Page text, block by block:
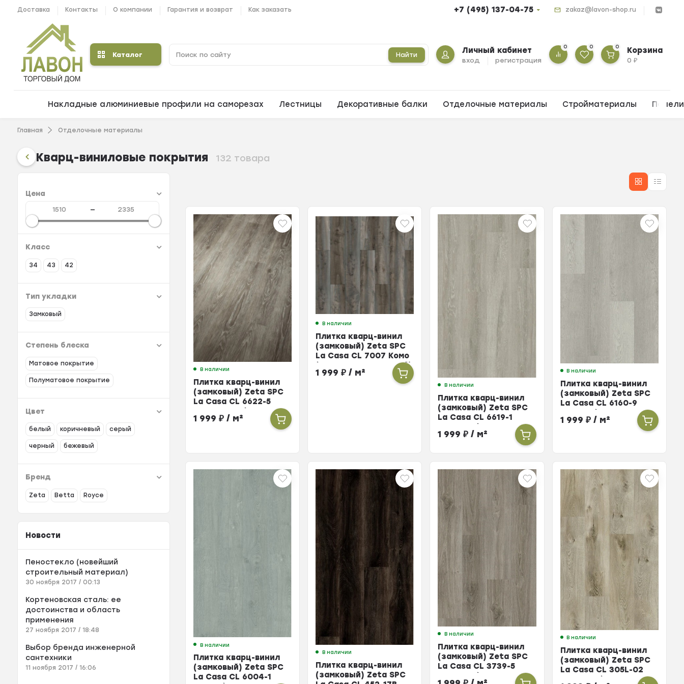
Доставка Контакты О компании Гарантия и возврат Как заказать +7 (495) 137-04-75 zakaz@lavon-shop.ru
Каталог Найти Личный кабинет
вход регистрация
0 0 0 Корзина
0₽
Накладные алюминиевые профили на саморезах Лестницы Декоративные балки Отделочные материалы Стройматериалы
Главная Отделочные материалы
Кварц-виниловые покрытия 132 товара
Цена
—
Класс
34 43 42
Тип укладки
Замковый
Степень блеска
Матовое покрытие
Полуматовое покрытие
Цвет
белый коричневый серый
черный бежевый
Бренд
Zeta Betta Royce
Новости
Пеностекло (новейший
строительный материал)
30 ноября 2017 / 00:13
Кортеновская сталь: ее
достоинства и область
применения
27 ноября 2017 / 18:48
Выбор бренда инженерной
сантехники
11 ноября 2017 / 16:06
В наличии
Плитка кварц-винил
(замковый) Zeta SPC
La Casa CL 6622-5
Флоренция (упак. 10
шт = 2,196м²)
1 999₽ / м²
В наличии
Плитка кварц-винил
(замковый) Zeta SPC
La Casa CL 7007 Комо
(упак. 10 шт = 2,196м²)
1 999₽ / м²
В наличии
Плитка кварц-винил
(замковый) Zeta SPC
La Casa CL 6619-1
Неаполь (упак. 10 шт =
2,196м²)
1 999₽ / м²
В наличии
Плитка кварц-винил
(замковый) Zeta SPC
La Casa CL 6160-9
Римини (упак. 10 шт =
2,196м²)
1 999 ₽/ м²
В наличии
Плитка кварц-винил
(замковый) Zeta SPC
La Casa CL 6004-1
В наличии
Плитка кварц-винил
(замковый) Zeta SPC
В наличии
Плитка кварц-винил
(замковый) Zeta SPC
La Casa CL 3739-5
Венеция (упак. 10 шт =
В наличии
Плитка кварц-винил
(замковый) Zeta SPC
La Casa CL 305L-02
Палермо (упак. 10 шт